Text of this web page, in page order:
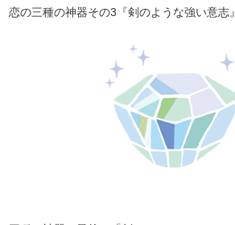
恋の三種の神器その3『剣のような強い意